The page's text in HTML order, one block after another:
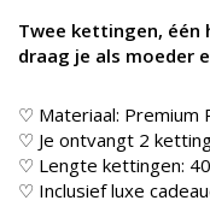
Twee kettingen, één
draag je als moeder
♡ Materiaal: Premium
♡ Je ontvangt 2
♡ Lengte kettingen:
♡ Inclusief luxe